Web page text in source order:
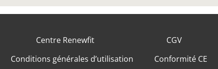
Centre Renewfit
CGV
Conditions générales d’utilisation
Conformité CE